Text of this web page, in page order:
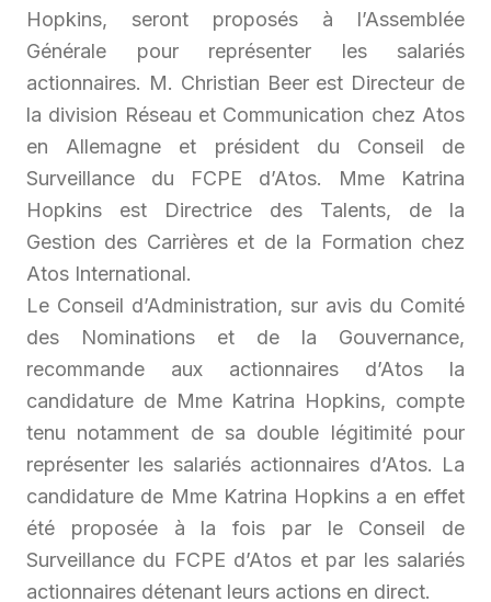
Hopkins, seront proposés à l’Assemblée
Générale pour représenter les salariés
actionnaires. M. Christian Beer est Directeur de
la division Réseau et Communication chez Atos
en Allemagne et président du Conseil de
Surveillance du FCPE d’Atos. Mme Katrina
Hopkins est Directrice des Talents, de la
Gestion des Carrières et de la Formation chez
Atos International.
Le Conseil d’Administration, sur avis du Comité
des Nominations et de la Gouvernance,
recommande aux actionnaires d’Atos la
candidature de Mme Katrina Hopkins, compte
tenu notamment de sa double légitimité pour
représenter les salariés actionnaires d’Atos. La
candidature de Mme Katrina Hopkins a en effet
été proposée à la fois par le Conseil de
Surveillance du FCPE d’Atos et par les salariés
actionnaires détenant leurs actions en direct.